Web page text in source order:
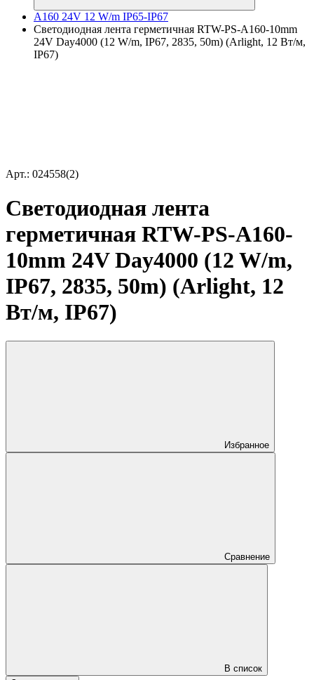
A160 24V 12 W/m IP65-IP67
Светодиодная лента герметичная RTW-PS-A160-10mm
24V Day4000 (12 W/m, IP67, 2835, 50m) (Arlight, 12 Вт/м,
IP67)
Арт.: 024558(2)
Светодиодная лента
герметичная RTW-PS-A160-
10mm 24V Day4000 (12 W/m,
IP67, 2835, 50m) (Arlight, 12
Вт/м, IP67)
Избранное
Сравнение
В список